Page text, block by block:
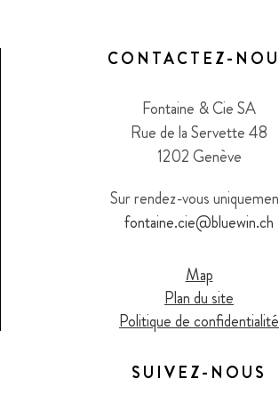
CONTACTEZ-
Fontaine & Cie SA
Rue de la Servette 48
1202 Genève
Sur rendez-vous
fontaine.cie@bluewin.ch
Map
Plan du site
Politique de confidentialité
SUIVEZ-NOUS